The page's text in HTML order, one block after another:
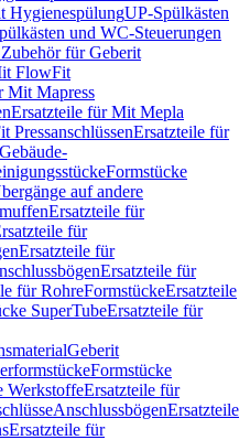
HygienespülungUP-Spülkästen
und WC-Steuerungen
für Geberit
FlowFit
Mit Mapress
Ersatzteile für Mit Mepla
PressanschlüssenErsatzteile für
Gebäude-
Formstücke
auf andere
Ersatzteile für
für
Ersatzteile für
Ersatzteile für
für RohreFormstückeErsatzteile
SuperTubeErsatzteile für
Geberit
Formstücke
WerkstoffeErsatzteile für
AnschlussbögenErsatzteile
Ersatzteile für